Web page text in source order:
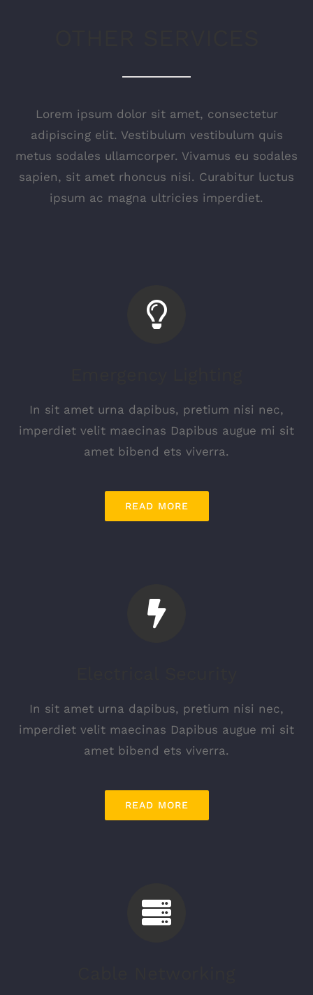
Lorem ipsum dolor sit amet, consectetur
adipiscing elit. Vestibulum vestibulum quis
metus sodales ullamcorper. Vivamus eu sodales
sapien, sit amet rhoncus nisi. Curabitur luctus
ipsum ac magna ultricies imperdiet.
In sit amet urna dapibus, pretium nisi nec,
imperdiet velit maecinas Dapibus augue mi sit
amet bibend ets viverra.
READ MORE
In sit amet urna dapibus, pretium nisi nec,
imperdiet velit maecinas Dapibus augue mi sit
amet bibend ets viverra.
READ MORE